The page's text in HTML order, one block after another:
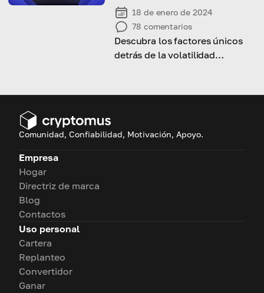
18 de enero de 2024
78 comentarios
Descubra los factores únicos
detrás de la volatilidad
Comunidad, Confiabilidad, Motivación, Apoyo.
Empresa
Hogar
Directriz de marca
Blog
Contactos
Uso personal
Cartera
Replanteo
Convertidor
Ganar